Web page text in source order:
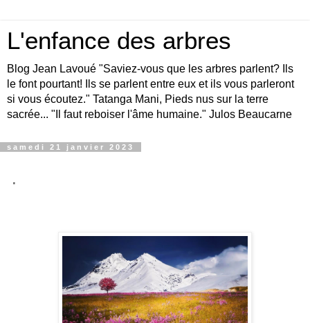
L'enfance des arbres
Blog Jean Lavoué "Saviez-vous que les arbres parlent? Ils
le font pourtant! Ils se parlent entre eux et ils vous parleront
si vous écoutez." Tatanga Mani, Pieds nus sur la terre
sacrée... "Il faut reboiser l'âme humaine." Julos Beaucarne
samedi 21 janvier 2023
.